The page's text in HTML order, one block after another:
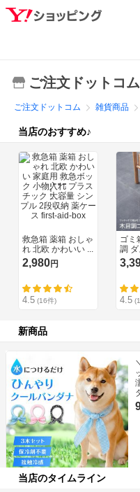
ご注文ドットコム
ご注文ドットコム 雑貨商品